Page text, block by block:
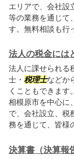
エリアで、会社設
等の業務を通じて
す。無料相談も行
法人の税金には
法人に課せられる
士・ 税理士などか
くこともできます
相模原市を中心に
で、会社設立、税
務を通じて、皆様
決算書（決算報